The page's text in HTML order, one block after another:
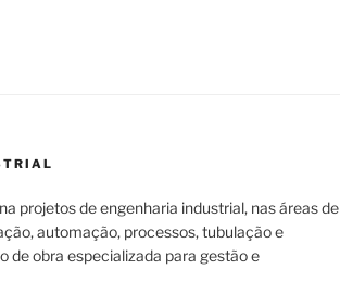
projetos de engenharia industrial, nas áreas de
automação, processos, tubulação e
de obra especializada para gestão e